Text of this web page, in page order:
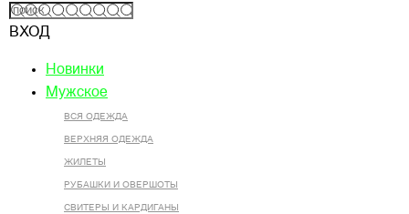
ВХОД
Новинки
Мужское
ВСЯ ОДЕЖДА
ВЕРХНЯЯ ОДЕЖДА
ЖИЛЕТЫ
РУБАШКИ И ОВЕРШОТЫ
СВИТЕРЫ И КАРДИГАНЫ